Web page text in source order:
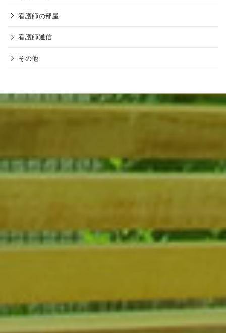
看護師の部屋
看護師通信
その他